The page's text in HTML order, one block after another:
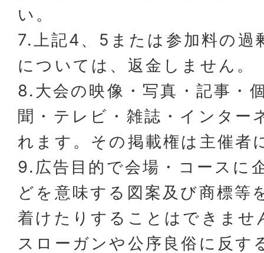
い。
7.上記4、5または参加料の過
については、返金しません。
8.大会の映像・写真・記事・
聞・テレビ・雑誌・インター
れます。その掲載権は主催者
9.広告目的で会場・コースに
どを意味する図案及び商標等
着けたりすることはできませ
スローガンや公序良俗に反す